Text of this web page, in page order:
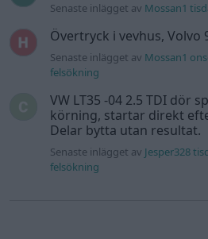
Senaste inlägget av Mossan1
Övertryck i vevhus, Volvo
Senaste inlägget av Mossan1
felsökning
VW LT35 -04 2.5 TDI dör
körning, startar direkt
Delar bytta utan resultat.
Senaste inlägget av Jesper328
felsökning